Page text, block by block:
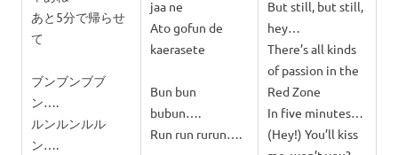
あと5分で帰らせ
て
ブンブンブブ
ン….
ルンルンルル
ン….
jaa ne
Ato gofun de
kaerasete
Bun bun
bubun….
Run run rurun….
But still, but still,
hey…
There’s all kinds
of passion in the
Red Zone
In five minutes…
(Hey!) You’ll kiss